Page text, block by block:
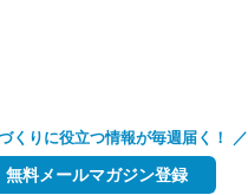
くりに役立つ情報が毎週届く！ ／
無料メールマガジン登録